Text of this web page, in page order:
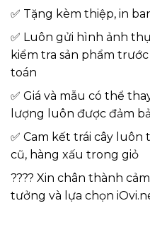
✅ Tặng kèm thiệp, in
✅ Luôn gửi hình ảnh
kiểm tra sản phẩm
toán
✅ Giá và mẫu có thể
lượng luôn được đảm
✅ Cam kết trái cây
cũ, hàng xấu trong giỏ
???? Xin chân thành
tưởng và lựa chọn